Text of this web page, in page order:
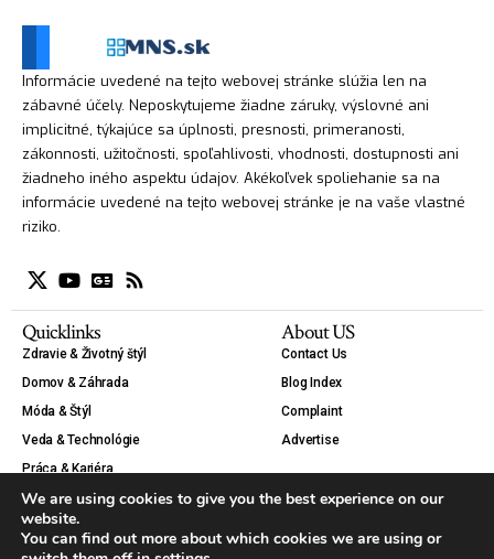
Informácie uvedené na tejto webovej stránke slúžia len na
zábavné účely. Neposkytujeme žiadne záruky, výslovné ani
implicitné, týkajúce sa úplnosti, presnosti, primeranosti,
zákonnosti, užitočnosti, spoľahlivosti, vhodnosti, dostupnosti ani
žiadneho iného aspektu údajov. Akékoľvek spoliehanie sa na
informácie uvedené na tejto webovej stránke je na vaše vlastné
riziko.
Quicklinks
Zdravie & Životný štýl
Domov & Záhrada
Móda & Štýl
Veda & Technológie
Práca & Kariéra
Krása
Auto & Moto
Tipy & Návody
About US
Contact Us
Blog Index
Complaint
Advertise
We are using cookies to give you the best experience on our
website.
You can find out more about which cookies we are using or